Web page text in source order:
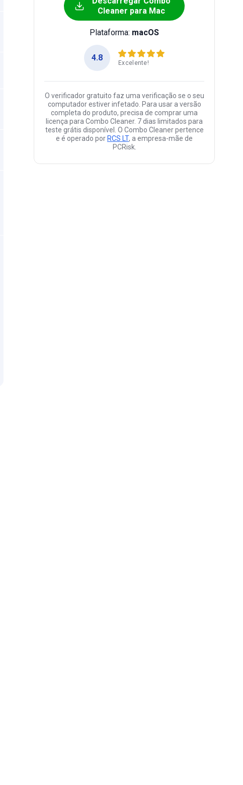
Cleaner para Mac
Plataforma: macOS
4.8
Excelente!
O verificador gratuito faz uma verificação se o seu
computador estiver infetado. Para usar a versão
completa do produto, precisa de comprar uma
licença para Combo Cleaner. 7 dias limitados para
teste grátis disponível. O Combo Cleaner pertence
e é operado por RCS LT, a empresa-mãe de
PCRisk.